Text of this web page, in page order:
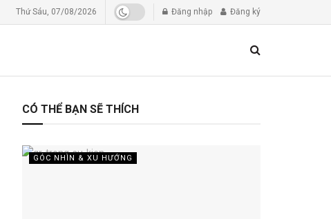
Thứ Sáu, 07/08/2026 Đăng nhập Đăng ký
CÓ THỂ BẠN SẼ THÍCH
GÓC NHÌN & XU HƯỚNG